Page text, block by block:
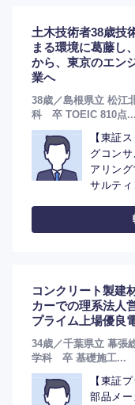
土木技術者38歳技
まる環境に葛藤し
から、東京のエン
業へ
38歳／島根県立 松江
科 卒 TOEIC 810点...
【東証
グコン
アリン
サルテ
コンクリート製建
カーでの理系法人
プライム上場優良
34歳／千葉県立 幕張
学科 卒 基礎施工...
【東証
部品メ